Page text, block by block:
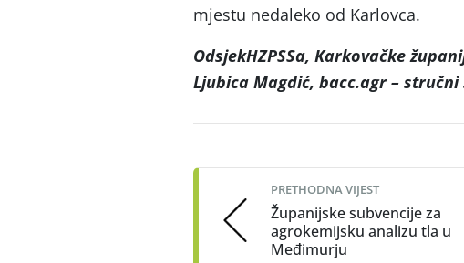
mjestu nedaleko od Karlovca.
OdsjekHZPSSa, Karkovačke
Ljubica Magdić, bacc.agr –
navigation
PRETHODNA VIJEST
Županijske subvencije za
agrokemijsku analizu tla u
Međimurju